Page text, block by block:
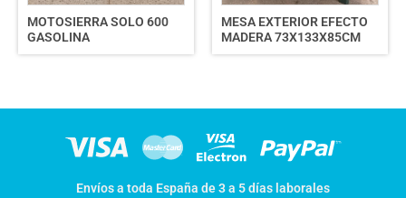
MOTOSIERRA SOLO 600
GASOLINA
MESA EXTERIOR EFECTO
MADERA 73X133X85CM
Envíos a toda España de 3 a 5 días laborales